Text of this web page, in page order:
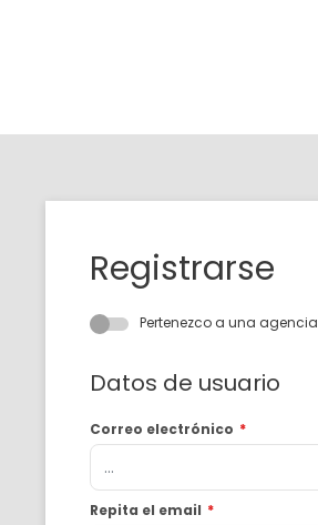
Registrarse
Pertenezco a una agencia
Datos de usuario
Correo electrónico *
Repita el email *